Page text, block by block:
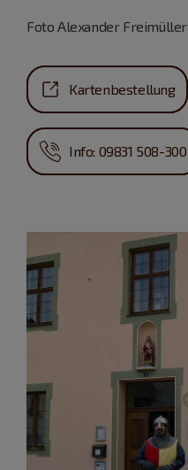
Foto Alexander Freimüller
Kartenbestellung
Info: 09831 508-300